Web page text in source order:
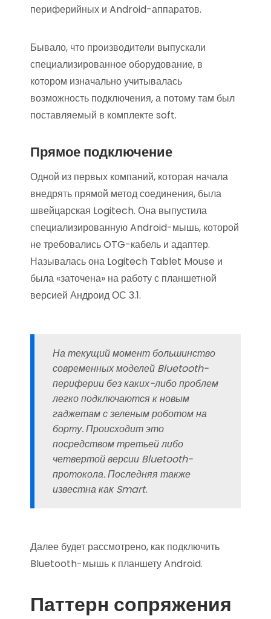
периферийных и Android-аппаратов.
Бывало, что производители выпускали
специализированное оборудование, в
котором изначально учитывалась
возможность подключения, а потому там был
поставляемый в комплекте soft.
Прямое подключение
Одной из первых компаний, которая начала
внедрять прямой метод соединения, была
швейцарская Logitech. Она выпустила
специализированную Android-мышь, которой
не требовались OTG-кабель и адаптер.
Называлась она Logitech Tablet Mouse и
была «заточена» на работу с планшетной
версией Андроид ОС 3.1.
На текущий момент большинство
современных моделей Bluetooth-
периферии без каких-либо проблем
легко подключаются к новым
гаджетам с зеленым роботом на
борту. Происходит это
посредством третьей либо
четвертой версии Bluetooth-
протокола. Последняя также
известна как Smart.
Далее будет рассмотрено, как подключить
Bluetooth-мышь к планшету Android.
Паттерн сопряжения